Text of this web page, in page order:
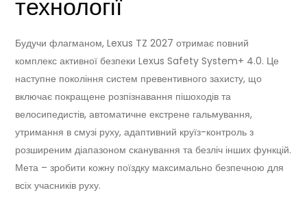
технології
Будучи флагманом, Lexus TZ 2027 отримає повний
комплекс активної безпеки Lexus Safety System+ 4.0. Це
наступне покоління систем превентивного захисту, що
включає покращене розпізнавання пішоходів та
велосипедистів, автоматичне екстрене гальмування,
утримання в смузі руху, адаптивний круїз-контроль з
розширеним діапазоном сканування та безліч інших функцій.
Мета – зробити кожну поїздку максимально безпечною для
всіх учасників руху.